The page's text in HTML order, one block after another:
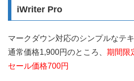
iWriter Pro
マークダウン対応のシンプルなテ
通常価格1,900円のところ、 期間限
セール価格700円